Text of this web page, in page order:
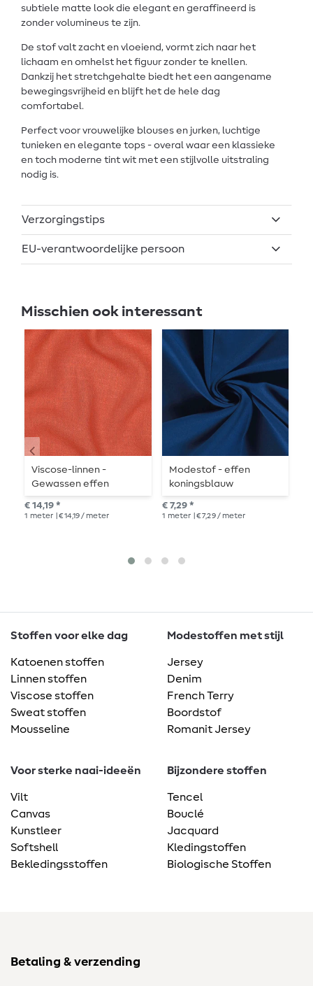
subtiele matte look die elegant en geraffineerd is
zonder volumineus te zijn.
De stof valt zacht en vloeiend, vormt zich naar het
lichaam en omhelst het figuur zonder te knellen.
Dankzij het stretchgehalte biedt het een aangename
bewegingsvrijheid en blijft het de hele dag
comfortabel.
Perfect voor vrouwelijke blouses en jurken, luchtige
tunieken en elegante tops - overal waar een klassieke
en toch moderne tint wit met een stijlvolle uitstraling
nodig is.
Verzorgingstips
EU-verantwoordelijke persoon
Misschien ook interessant
Viscose-linnen -
Gewassen effen
terracotta
€ 14,19 *
1 meter | € 14,19 / meter
Modestof - effen
koningsblauw
€ 7,29 *
1 meter | € 7,29 / meter
Stoffen voor elke dag
Katoenen stoffen
Linnen stoffen
Viscose stoffen
Sweat stoffen
Mousseline
Modestoffen met stijl
Jersey
Denim
French Terry
Boordstof
Romanit Jersey
Voor sterke naai-ideeën
Vilt
Canvas
Kunstleer
Softshell
Bekledingsstoffen
Bijzondere stoffen
Tencel
Bouclé
Jacquard
Kledingstoffen
Biologische Stoffen
Betaling & verzending